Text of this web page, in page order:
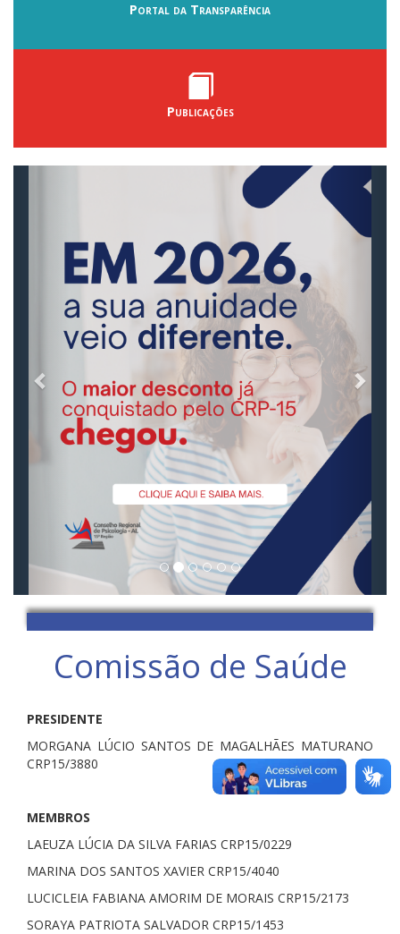
Portal da Transparência
Publicações
Comissão de Saúde
PRESIDENTE
MORGANA LÚCIO SANTOS DE MAGALHÃES MATURANO
CRP15/3880
MEMBROS
LAEUZA LÚCIA DA SILVA FARIAS CRP15/0229
MARINA DOS SANTOS XAVIER CRP15/4040
LUCICLEIA FABIANA AMORIM DE MORAIS CRP15/2173
SORAYA PATRIOTA SALVADOR CRP15/1453